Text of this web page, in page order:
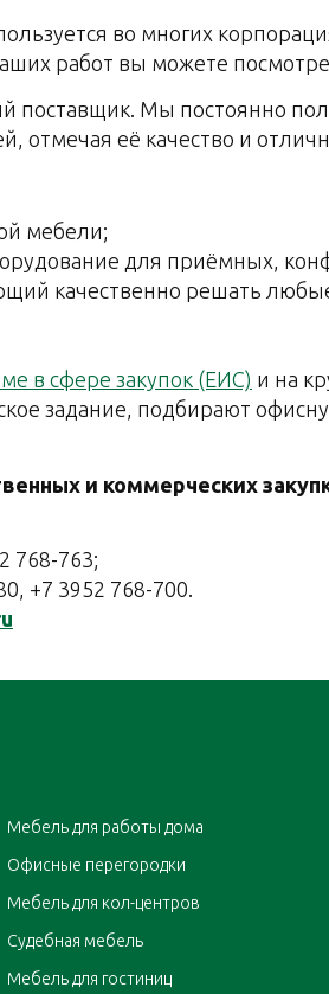
во многих
работ вы можете
поставщик. Мы постоянно
отмечая её качество и
мебели;
для приёмных,
качественно решать
в сфере закупок (ЕИС) и на
задание, подбирают
и коммерческих
768-763;
+7 3952 768-700.
Мебель для работы дома
Офисные перегородки
Мебель для кол-центров
Судебная мебель
Мебель для гостиниц